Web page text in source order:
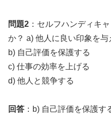
問題2 ：セルフハンディキ
か？ a) 他人に良い印象を与
b) 自己評価を保護する
c) 仕事の効率を上げる
d) 他人と競争する
回答 ：b) 自己評価を保護す